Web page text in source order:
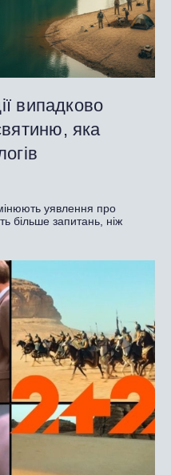
випадково
яка
уявлення про
більше запитань, ніж